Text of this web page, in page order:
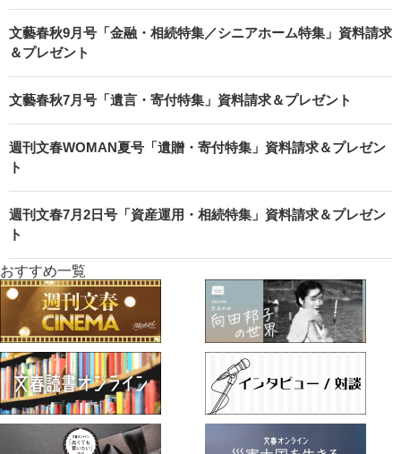
文藝春秋9月号「金融・相続特集／シニアホーム特集」資料請求
＆プレゼント
文藝春秋7月号「遺言・寄付特集」資料請求＆プレゼント
週刊文春WOMAN夏号「遺贈・寄付特集」資料請求＆プレゼン
ト
週刊文春7月2日号「資産運用・相続特集」資料請求＆プレゼン
ト
おすすめ一覧